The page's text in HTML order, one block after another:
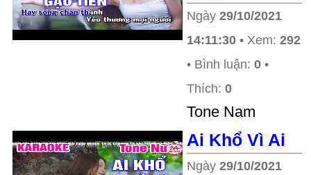
Ngày 29/10/2021
14:11:30 • Xem: 292
• Bình luận: 0 •
Thích: 0
Tone Nam
Ai Khổ Vì Ai
Ngày 29/10/2021